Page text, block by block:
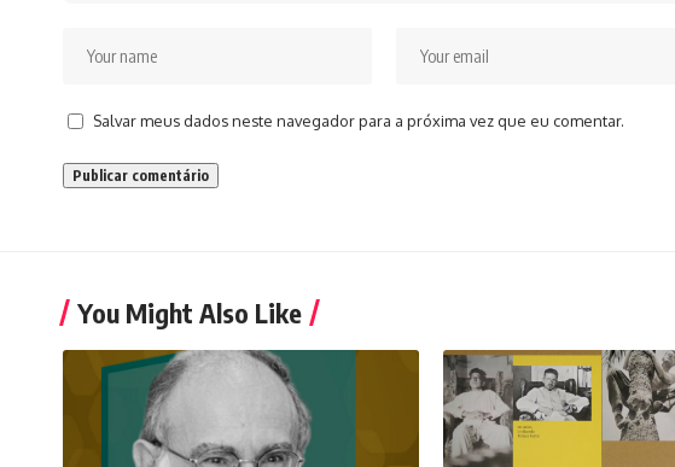
Salvar meus dados neste navegador para a próxima vez que eu comentar.
You Might Also Like